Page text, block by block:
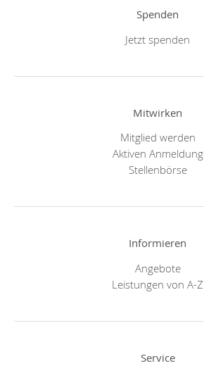
Spenden
Jetzt spenden
Mitwirken
Mitglied werden
Aktiven Anmeldung
Stellenbörse
Informieren
Angebote
Leistungen von A-Z
Service